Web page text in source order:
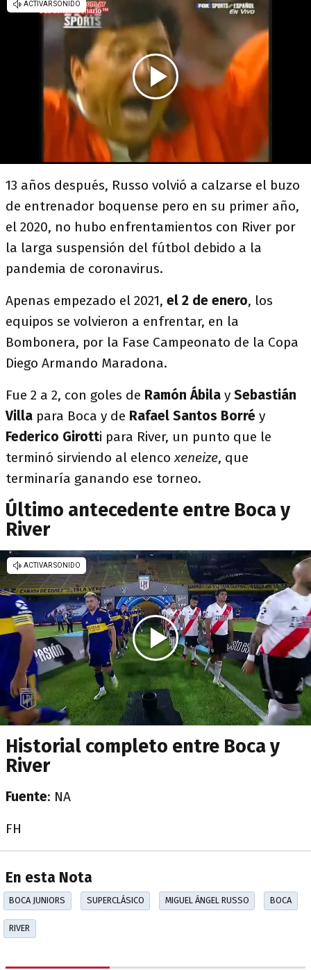
13 años después, Russo volvió a calzarse el buzo
de entrenador boquense pero en su primer año,
el 2020, no hubo enfrentamientos con River por
la larga suspensión del fútbol debido a la
pandemia de coronavirus.
Apenas empezado el 2021, el 2 de enero, los
equipos se volvieron a enfrentar, en la
Bombonera, por la Fase Campeonato de la Copa
Diego Armando Maradona.
Fue 2 a 2, con goles de Ramón Ábila y Sebastián
Villa para Boca y de Rafael Santos Borré y
Federico Girotti para River, un punto que le
terminó sirviendo al elencoxeneize, que
terminaría ganando ese torneo.
Último antecedente entre Boca y
River
Historial completo entre Boca y
River
Fuente: NA
FH
En esta Nota
BOCA JUNIORS SUPERCLÁSICO MIGUEL ÁNGEL RUSSO BOCA
RIVER